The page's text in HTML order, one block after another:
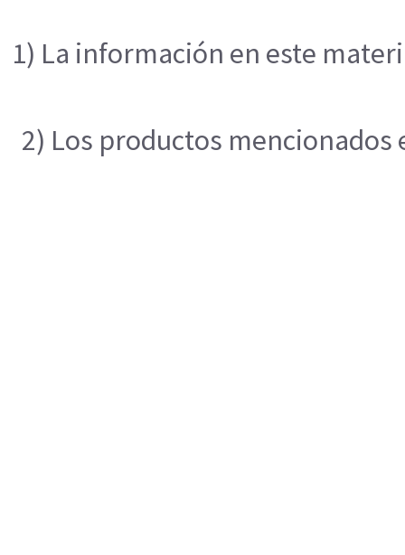
1) La información en este
2) Los productos